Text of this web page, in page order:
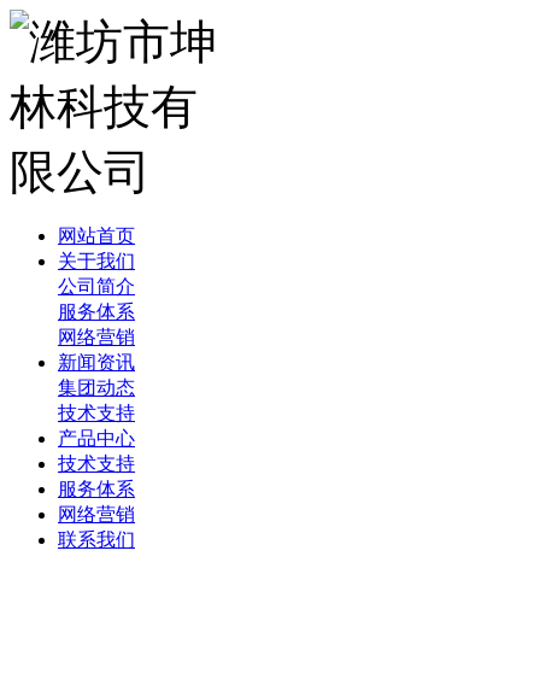
网站首页
关于我们
公司简介
服务体系
网络营销
新闻资讯
集团动态
技术支持
产品中心
技术支持
服务体系
网络营销
联系我们